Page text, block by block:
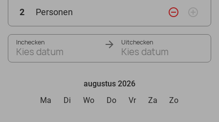
2 Personen remove_circle_outline add_circle_outline
Inchecken
Kies datum
Uitchecken
Kies datum
augustus 2026
Ma
Di Wo Do Vr Za Zo